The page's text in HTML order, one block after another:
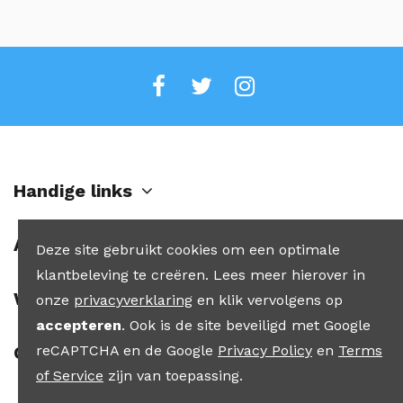
Handige links
Account
Winkel
Contact
Deze site gebruikt cookies om een optimale
klantbeleving te creëren. Lees meer hierover in
onze privacyverklaring en klik vervolgens op
accepteren. Ook is de site beveiligd met Google
reCAPTCHA en de Google Privacy Policy en Terms
of Service zijn van toepassing.